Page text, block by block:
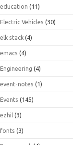
education (11)
Electric Vehicles (30)
elk stack (4)
emacs (4)
Engineering (4)
event-notes (1)
Events (145)
ezhil (3)
fonts (3)